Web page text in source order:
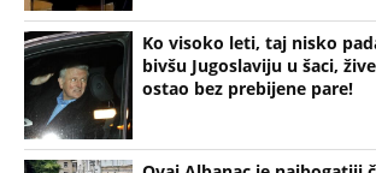
Ko visoko leti, taj nisko
bivšu Jugoslaviju u šaci,
ostao bez prebijene pare!
Ovaj Albanac je najbogatiji
Balkanu! Ima toliko love da